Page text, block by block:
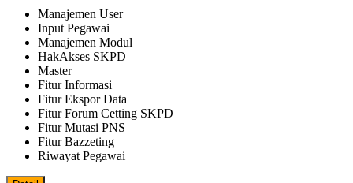
Manajemen User
Input Pegawai
Manajemen Modul
HakAkses SKPD
Master
Fitur Informasi
Fitur Ekspor Data
Fitur Forum Cetting SKPD
Fitur Mutasi PNS
Fitur Bazzeting
Riwayat Pegawai